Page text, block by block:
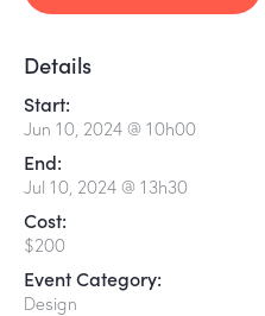
Details
Start:
Jun 10, 2024 @ 10h00
End:
Jul 10, 2024 @ 13h30
Cost:
$200
Event Category:
Design